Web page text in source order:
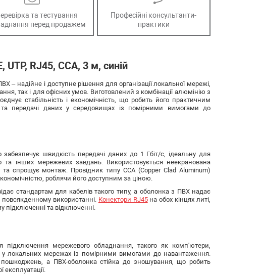
та тестування
перед продажем
Професійні консультанти-
практики
RJ45, CCA, 3 м, синій
– надійне і доступне рішення для організації локальної мережі,
так і для офісних умов. Виготовлений з комбінації алюмінію з
стабільність і економічність, що робить його практичним
передачі даних у середовищах із помірними вимогами до
швидкість передачі даних до 1 Гбіт/с, ідеальну для
та інших мережевих завдань. Використовується неекранована
та спрощує монтаж. Провідник типу CCA (Copper Clad Aluminum)
роблячи його доступним за ціною.
стандартам для кабелів такого типу, а оболонка з ПВХ надає
повсякденному використанні. Конектори RJ45на обох кінцях литі,
та відключенні.
підключення мережевого обладнання, такого як комп'ютери,
локальних мережах із помірними вимогами до навантаження.
пошкоджень, а ПВХ-оболонка стійка до зношування, що робить